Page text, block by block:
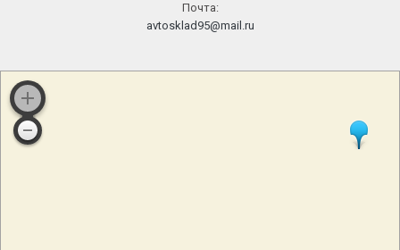
Почта:
avtosklad95@mail.ru